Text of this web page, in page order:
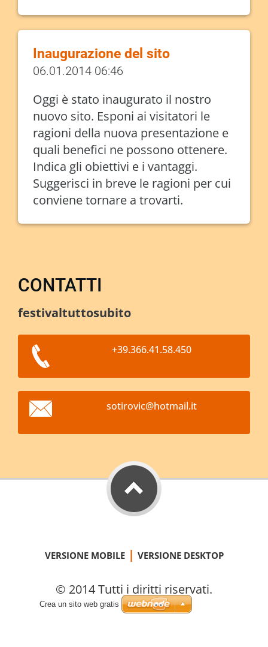
Inaugurazione del sito
06.01.2014 06:46
Oggi è stato inaugurato il nostro
nuovo sito. Esponi ai visitatori le
ragioni della nuova presentazione e
quali benefici ne possono ottenere.
Indica gli obiettivi e i vantaggi.
Suggerisci in breve le ragioni per cui
conviene tornare a trovarti.
CONTATTI
festivaltuttosubito
+39.366.41.58.450
sotirovic@hotmail.it
VERSIONE MOBILE | VERSIONE DESKTOP
© 2014 Tutti i diritti riservati.
Crea un sito web gratis